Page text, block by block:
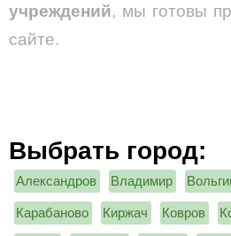
учреждений, мы готовы
сайте.
Выбрать город:
Александров Владимир
Карабаново Киржач Ковров